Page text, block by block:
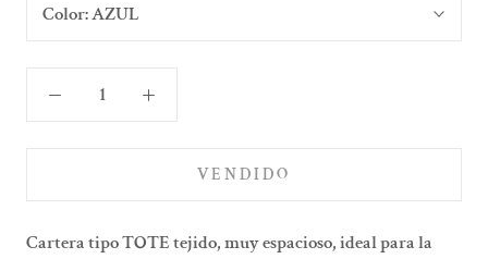
Color:AZUL
VENDIDO
Cartera tipo TOTE tejido, muy espacioso, ideal para la